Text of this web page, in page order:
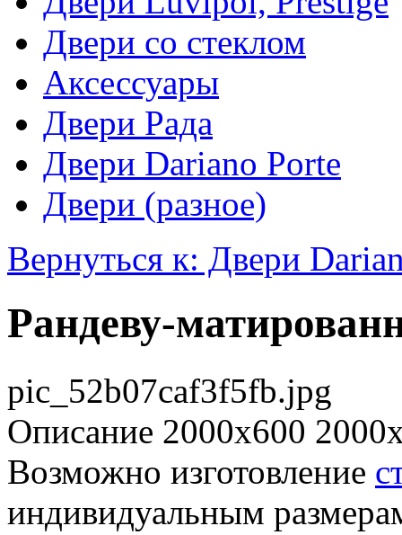
Двери со стеклом
Аксессуары
Двери Рада
Двери Dariano Porte
Двери (разное)
Вернуться к: Двери
Рандеву-
pic_52b07caf3f5fb.jpg
Описание 2000х600
Возможно изготовление
индивидуальным